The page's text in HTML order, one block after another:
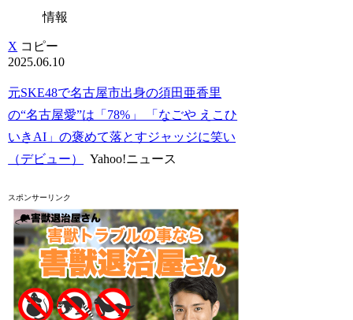
情報
X コピー
2025.06.10
元SKE48で名古屋市出身の須田亜香里
の“名古屋愛”は「78%」 「なごや えこひ
いきAI」の褒めて落とすジャッジに笑い
（デビュー）
Yahoo!ニュース
スポンサーリンク